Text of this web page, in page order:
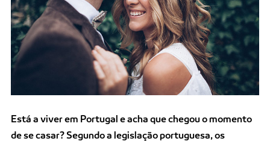
Está a viver em Portugal e acha que chegou o momento
de se casar? Segundo a legislação portuguesa, os